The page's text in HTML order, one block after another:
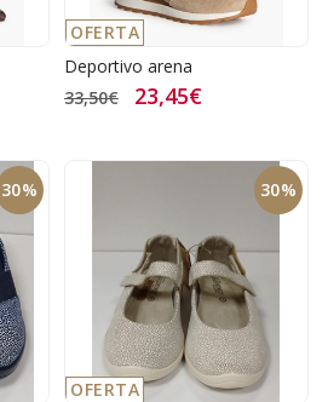
OFERTA
Deportivo arena
33,50€
23,45€
30% 30%
OFERTA